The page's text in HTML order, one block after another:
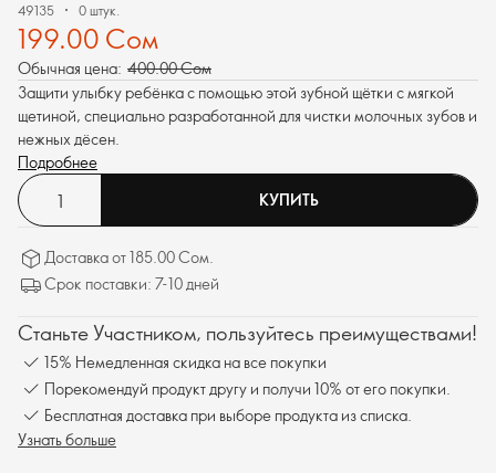
49135 0 штук.
199.00 Сом
Обычная цена: 400.00 Сом
Защити улыбку ребёнка с помощью этой зубной щётки с мягкой
щетиной, специально разработанной для чистки молочных зубов и
нежных дёсен.
Подробнее
КУПИТЬ
Доставка от 185.00 Сом.
Срок поставки: 7-10 дней
Станьте Участником, пользуйтесь преимуществами!
15% Немедленная скидка на все покупки
Порекомендуй продукт другу и получи 10% от его покупки.
Бесплатная доставка при выборе продукта из списка.
Узнать больше